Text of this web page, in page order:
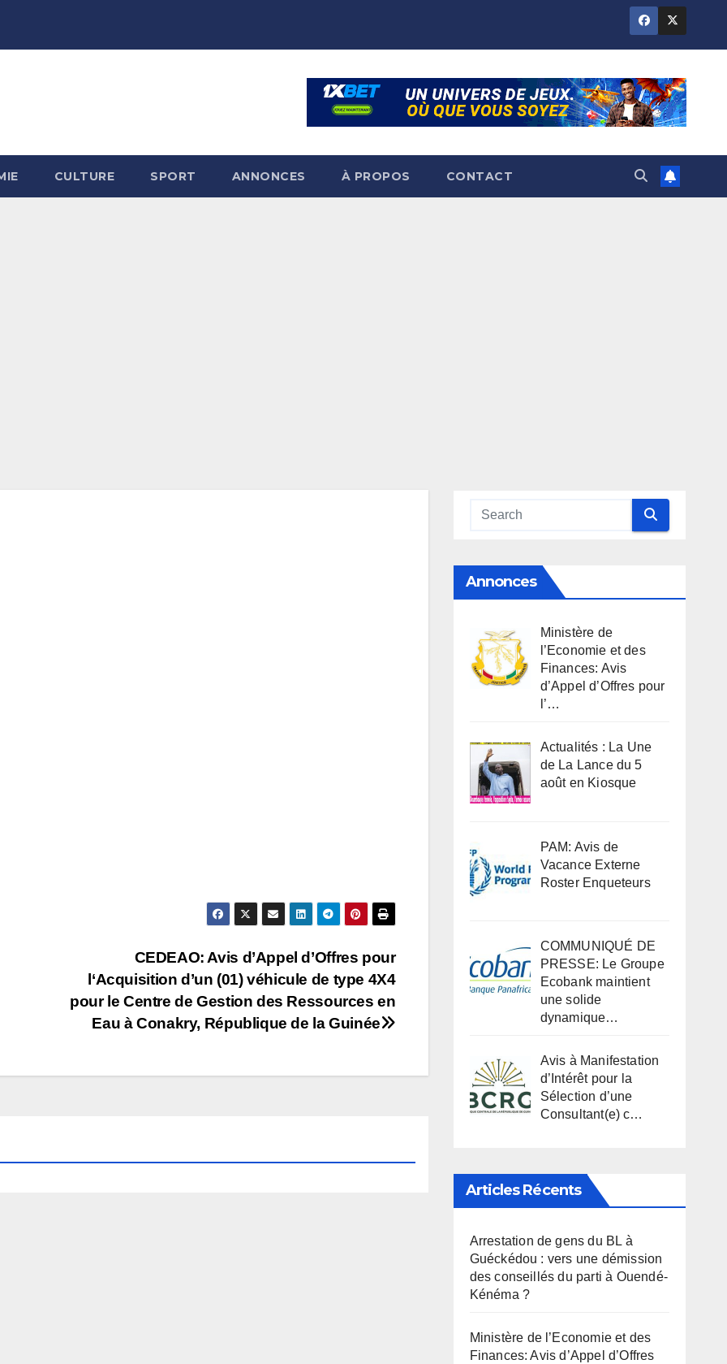
CULTURE SPORT ANNONCES À PROPOS CONTACT
CEDEAO: Avis d’Appel d’Offres pour
l‘Acquisition d’un (01) véhicule de type 4X4
pour le Centre de Gestion des Ressources en
Eau à Conakry, République de la Guinée
Annonces
Ministère de
l’Economie et des
Finances: Avis
d’Appel d’Offres pour
l’…
Actualités : La Une
de La Lance du 5
août en Kiosque
PAM: Avis de
Vacance Externe
Roster Enqueteurs
COMMUNIQUÉ DE
PRESSE: Le Groupe
Ecobank maintient
une solide
dynamique…
Avis à Manifestation
d’Intérêt pour la
Sélection d’une
Consultant(e) c…
Articles Récents
Arrestation de gens du BL à
Guéckédou : vers une démission
des conseillés du parti à Ouendé-
Kénéma ?
Ministère de l’Economie et des
Finances: Avis d’Appel d’Offres